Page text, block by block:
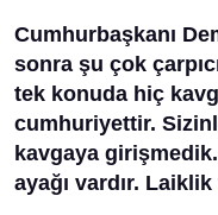
Cumhurbaşkanı
sonra şu çok
tek konuda hiç
cumhuriyettir.
kavgaya
ayağı vardır.